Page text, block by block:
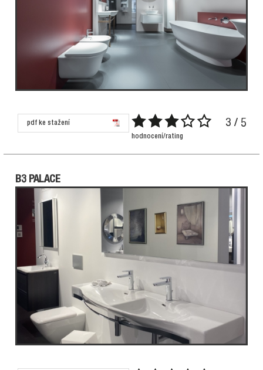
pdf ke stažení 3 / 5
hodnocení/rating
B3 PALACE